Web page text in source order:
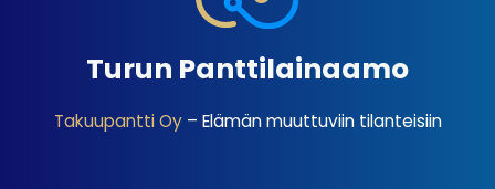
Turun Panttilainaamo
Takuupantti Oy– Elämän muuttuviin tilanteisiin